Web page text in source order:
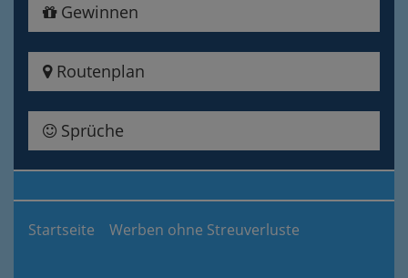
Gewinnen
Routenplan
Sprüche
Startseite Werben ohne Streuverluste